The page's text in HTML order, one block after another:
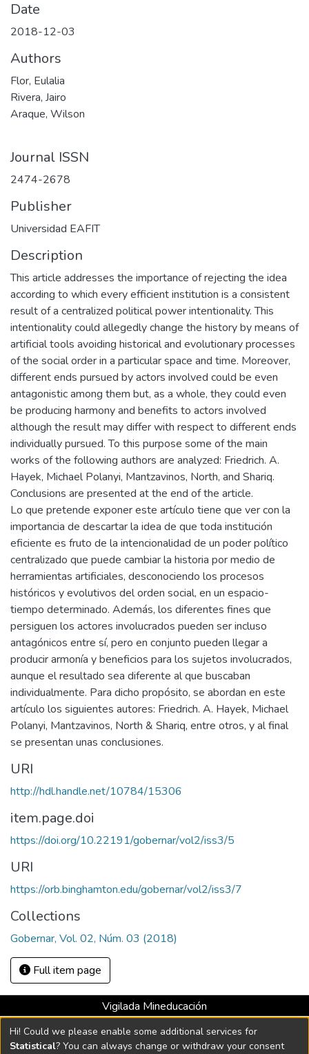
Date
2018-12-03
Authors
Flor, Eulalia
Rivera, Jairo
Araque, Wilson
Journal ISSN
2474-2678
Publisher
Universidad EAFIT
Description
This article addresses the importance of rejecting the idea
according to which every efficient institution is a consistent
result of a centralized political power intentionality. This
intentionality could allegedly change the history by means of
artificial tools avoiding historical and evolutionary processes
of the social order in a particular space and time. Moreover,
different ends pursued by actors involved could be even
antagonistic among them but, as a whole, they could even
be producing harmony and benefits to actors involved
although the result may differ with respect to different ends
individually pursued. To this purpose some of the main
works of the following authors are analyzed: Friedrich. A.
Hayek, Michael Polanyi, Mantzavinos, North, and Shariq.
Conclusions are presented at the end of the article.
Lo que pretende exponer este artículo tiene que ver con la
importancia de descartar la idea de que toda institución
eficiente es fruto de la intencionalidad de un poder político
centralizado que puede cambiar la historia por medio de
herramientas artificiales, desconociendo los procesos
históricos y evolutivos del orden social, en un espacio-
tiempo determinado. Además, los diferentes fines que
persiguen los actores involucrados pueden ser incluso
antagónicos entre sí, pero en conjunto pueden llegar a
producir armonía y beneficios para los sujetos involucrados,
aunque el resultado sea diferente al que buscaban
individualmente. Para dicho propósito, se abordan en este
artículo los siguientes autores: Friedrich. A. Hayek, Michael
Polanyi, Mantzavinos, North & Shariq, entre otros, y al final
se presentan unas conclusiones.
URI
http://hdl.handle.net/10784/15306
item.page.doi
https://doi.org/10.22191/gobernar/vol2/iss3/5
URI
https://orb.binghamton.edu/gobernar/vol2/iss3/7
Collections
Gobernar, Vol. 02, Núm. 03 (2018)
Full item page
Vigilada Mineducación
Universidad con Acreditación Institucional hasta 2026 -
Resolución MEN 2158 de 2018
Hi! Could we please enable some additional services for
Statistical? You can always change or withdraw your consent